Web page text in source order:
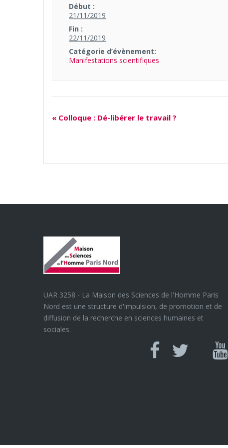
Début :
21/11/2019
Fin :
22/11/2019
Catégorie d’évènement:
Manifestations scientifiques
« Colloque : Dé-libérer le travail ?
UAR 3258 - La Maison des Sciences de l'Homme Paris
Nord est une structure d'impulsion, de promotion et de
diffusion de la recherche en sciences humaines et
sociales.
Canal